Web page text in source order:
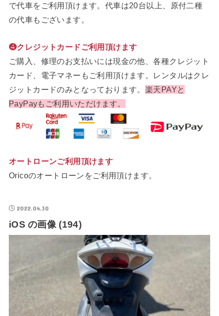
で代車をご利用頂けます。代車は20台以上、原付二種
の代車もございます。
❹クレジットカードご利用頂けます
ご購入、修理のお支払いには現金の他、各種クレジット
カード、電子マネーもご利用頂けます。レンタルはクレ
ジットカードのみとなっております。 楽天PAYと
PayPayもご利用いただけます。
オートローンご利用頂けます
Oricoのオートローンをご利用頂けます。
2022.04.30
iOS の画像 (194)